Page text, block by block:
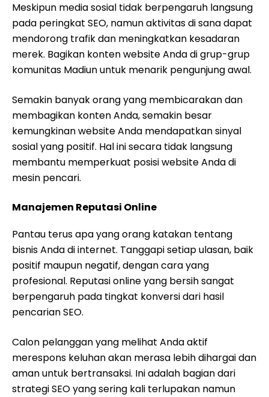
Meskipun media sosial tidak berpengaruh langsung
pada peringkat SEO, namun aktivitas di sana dapat
mendorong trafik dan meningkatkan kesadaran
merek. Bagikan konten website Anda di grup-grup
komunitas Madiun untuk menarik pengunjung awal.
Semakin banyak orang yang membicarakan dan
membagikan konten Anda, semakin besar
kemungkinan website Anda mendapatkan sinyal
sosial yang positif. Hal ini secara tidak langsung
membantu memperkuat posisi website Anda di
mesin pencari.
Manajemen Reputasi Online
Pantau terus apa yang orang katakan tentang
bisnis Anda di internet. Tanggapi setiap ulasan, baik
positif maupun negatif, dengan cara yang
profesional. Reputasi online yang bersih sangat
berpengaruh pada tingkat konversi dari hasil
pencarian SEO.
Calon pelanggan yang melihat Anda aktif
merespons keluhan akan merasa lebih dihargai dan
aman untuk bertransaksi. Ini adalah bagian dari
strategi SEO yang sering kali terlupakan namun